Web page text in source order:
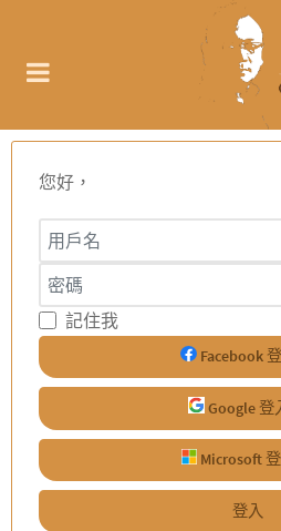
您好，
用戶名
密碼
記住我
Facebook
Google 登
Microsoft
登入